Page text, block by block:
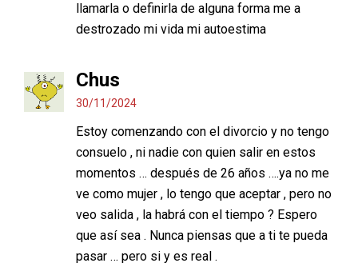
llamarla o definirla de alguna forma me a
destrozado mi vida mi autoestima
Chus
30/11/2024
Estoy comenzando con el divorcio y no tengo
consuelo , ni nadie con quien salir en estos
momentos … después de 26 años ….ya no me
ve como mujer , lo tengo que aceptar , pero no
veo salida , la habrá con el tiempo ? Espero
que así sea . Nunca piensas que a ti te pueda
pasar … pero si y es real .